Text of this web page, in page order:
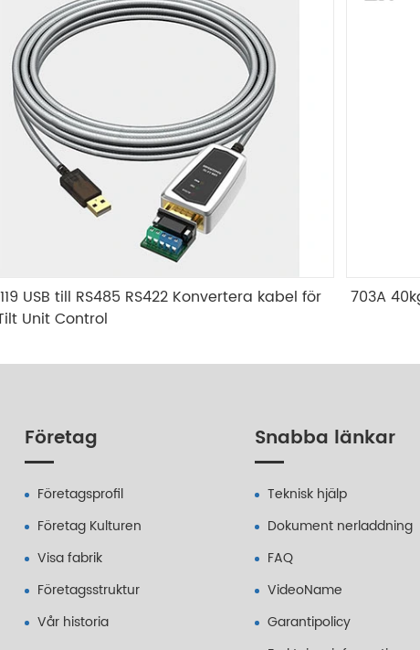
USB till RS485 RS422 Konvertera kabel för
Unit Control
703A
Företag
Företagsprofil
Företag Kulturen
Visa fabrik
Företagsstruktur
Vår historia
Snabba länkar
Teknisk hjälp
Dokument nerladdning
FAQ
VideoName
Garantipolicy